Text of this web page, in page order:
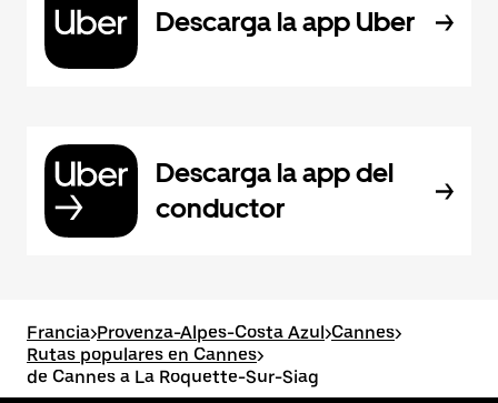
Descarga la app Uber
Descarga la app del
conductor
Francia>Provenza-Alpes-Costa Azul>Cannes>
Rutas populares en Cannes>
de Cannes a La Roquette-Sur-Siag